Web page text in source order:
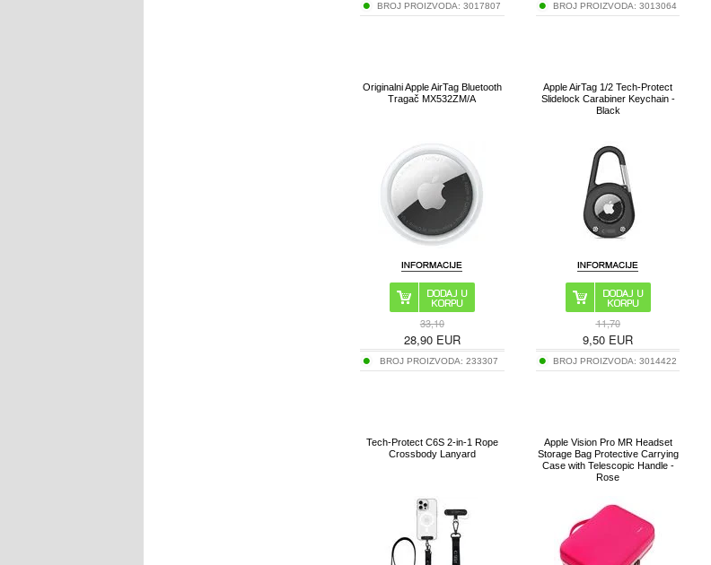
BROJ PROIZVODA: 3017807 BROJ PROIZVODA: 3013064
Originalni Apple AirTag Bluetooth
Tragač MX532ZM/A
33,10
28,90EUR
BROJ PROIZVODA: 233307
Apple AirTag 1/2 Tech-Protect
Slidelock Carabiner Keychain -
Black
11,70
9,50 EUR
BROJ PROIZVODA: 3014422
Tech-Protect C6S 2-in-1 Rope
Crossbody Lanyard
Apple Vision Pro MR Headset
Storage Bag Protective Carrying
Case with Telescopic Handle -
Rose